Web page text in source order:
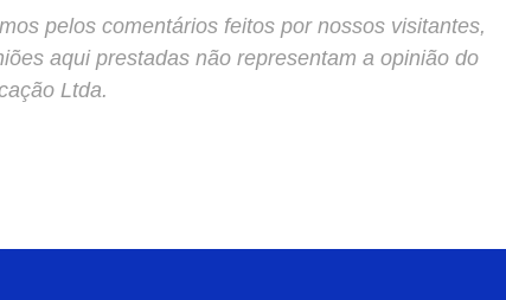
pelos comentários feitos por nossos visitantes,
aqui prestadas não representam a opinião do
Ltda.